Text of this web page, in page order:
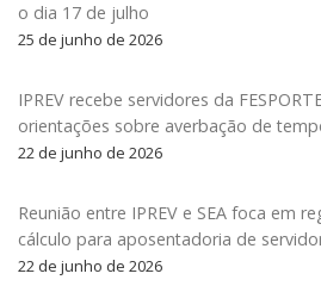
o dia 17 de julho
25 de junho de 2026
IPREV recebe servidores da
orientações sobre averbação de
22 de junho de 2026
Reunião entre IPREV e SEA foca em
cálculo para aposentadoria de
22 de junho de 2026